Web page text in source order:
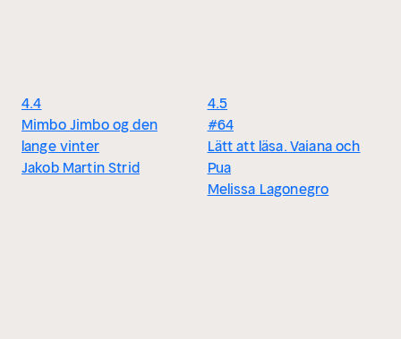
4.4
Mimbo Jimbo og den
lange vinter
Jakob Martin Strid
4.5
#64
Lätt att läsa. Vaiana och
Pua
Melissa Lagonegro